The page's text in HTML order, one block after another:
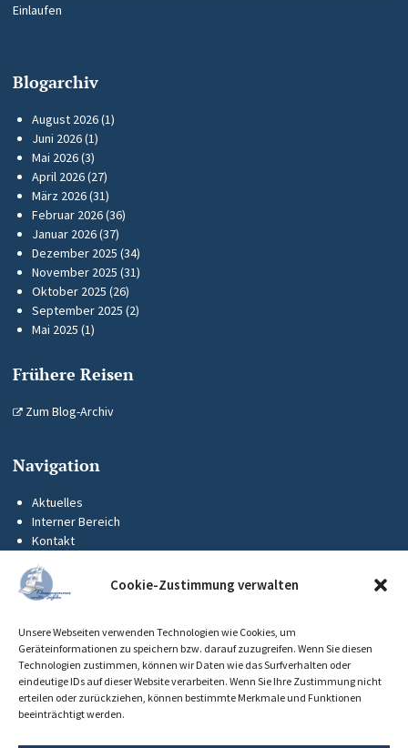
Cookie-Zustimmung verwalten
Unsere Webseiten verwenden Technologien wie Cookies, um
Geräteinformationen zu speichern bzw. darauf zuzugreifen. Wenn Sie diesen
Technologien zustimmen, können wir Daten wie das Surfverhalten oder
eindeutige IDs auf dieser Website verarbeiten. Wenn Sie Ihre Zustimmung nicht
erteilen oder zurückziehen, können bestimmte Merkmale und Funktionen
beeinträchtigt werden.
Einlaufen
Blogarchiv
August 2026(1)
Juni 2026(1)
Mai 2026(3)
April 2026(27)
März 2026(31)
Februar 2026(36)
Januar 2026(37)
Dezember 2025 (34)
November 2025 (31)
Oktober 2025 (26)
September 2025 (2)
Mai 2025 (1)
Frühere Reisen
Zum Blog-Archiv
Navigation
Aktuelles
Interner Bereich
Kontakt
Impressum
Datenschutz
Cookie-Richtlinie (EU)